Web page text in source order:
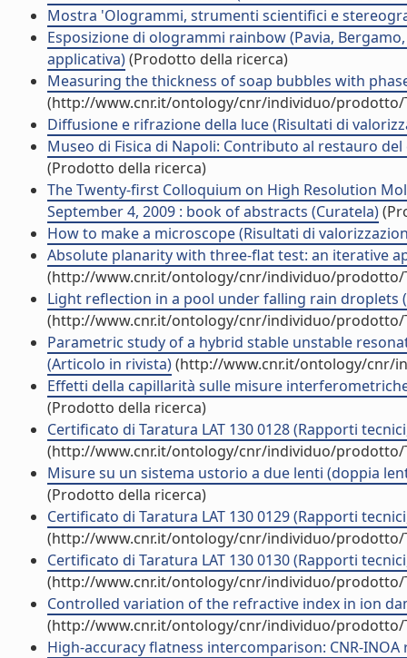
Mostra 'Ologrammi, strumenti scientifici e
Esposizione di ologrammi rainbow (Pavia,
applicativa)(Prodotto della ricerca)
Measuring the thickness of soap bubbles with
(http://www.cnr.it/ontology/cnr/individuo/prodotto/
Diffusione e rifrazione della luce (Risultati di
Museo di Fisica di Napoli: Contributo al restauro
(Prodotto della ricerca)
The Twenty-first Colloquium on High Resolution
September 4, 2009 : book of abstracts (Curatela)
How to make a microscope (Risultati di
Absolute planarity with three-flat test: an iterative
(http://www.cnr.it/ontology/cnr/individuo/prodotto/
Light reflection in a pool under falling rain droplets
(http://www.cnr.it/ontology/cnr/individuo/prodotto/
Parametric study of a hybrid stable unstable
(Articolo in rivista)(http://www.cnr.it/ontology/cnr/
Effetti della capillarità sulle misure
(Prodotto della ricerca)
Certificato di Taratura LAT 130 0128 (Rapporti
(http://www.cnr.it/ontology/cnr/individuo/prodotto/
Misure su un sistema ustorio a due lenti (doppia
(Prodotto della ricerca)
Certificato di Taratura LAT 130 0129 (Rapporti
(http://www.cnr.it/ontology/cnr/individuo/prodotto/
Certificato di Taratura LAT 130 0130 (Rapporti
(http://www.cnr.it/ontology/cnr/individuo/prodotto/
Controlled variation of the refractive index in ion
(http://www.cnr.it/ontology/cnr/individuo/prodotto/
High-accuracy flatness intercomparison: CNR-